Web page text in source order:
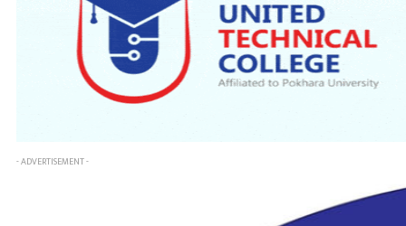
- ADVERTISEMENT -